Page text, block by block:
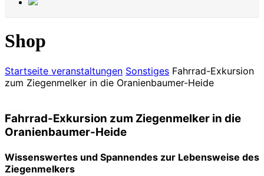
Shop
Startseite veranstaltungen Sonstiges Fahrrad-Exkursion
zum Ziegenmelker in die Oranienbaumer-Heide
Fahrrad-Exkursion zum Ziegenmelker in die
Oranienbaumer-Heide
Wissenswertes und Spannendes zur Lebensweise des
Ziegenmelkers